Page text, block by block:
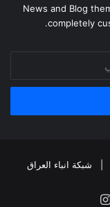
News and Blog
completely
شبكة انباء العراق
انستقرام